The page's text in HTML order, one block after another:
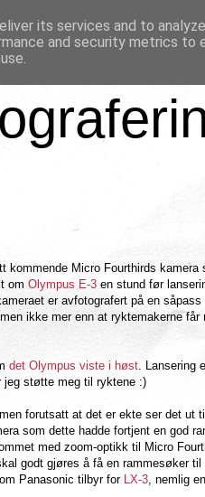
Micro Fourthirds kamera
om Olympus E-3 en stund før
er avfotografert på en såpass
ikke mer enn at ryktemakerne får
det Olympus viste i høst. Lansering
jeg støtte meg til ryktene :)
forutsatt at det er ekte ser det ut
som dette hadde fortjent en god
med zoom-optikk til Micro
godt gjøres å få en rammesøker
Panasonic tilbyr for LX-3, nemlig
its services and to
and security metrics to